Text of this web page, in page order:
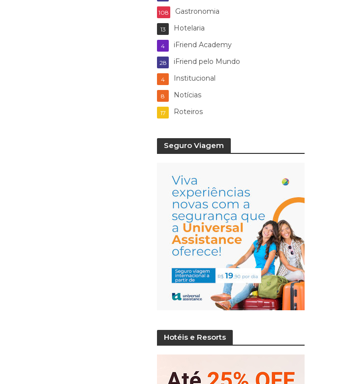
Gastronomia
108
Hotelaria
13
iFriend Academy
4
iFriend pelo Mundo
28
Institucional
4
Notícias
8
Roteiros
17
Seguro Viagem
Hotéis e Resorts